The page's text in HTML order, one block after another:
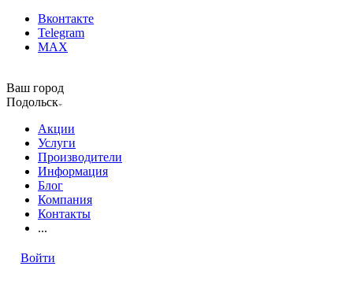
Вконтакте
Telegram
MAX
Ваш город
Подольск
Акции
Услуги
Производители
Информация
Блог
Компания
Контакты
...
Войти